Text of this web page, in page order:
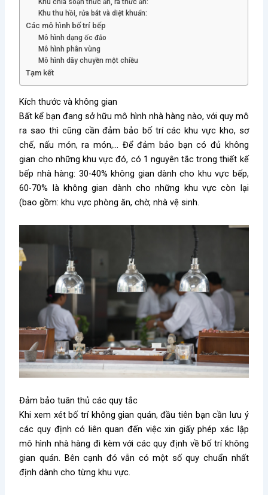
Khu chia soạn thức ăn, ra thức ăn:
Khu thu hồi, rửa bát và diệt khuẩn:
Các mô hình bố trí bếp
Mô hình dạng ốc đảo
Mô hình phân vùng
Mô hình dây chuyền một chiều
Tạm kết
Kích thước và không gian
Bất kể bạn đang sở hữu mô hình nhà hàng nào, với quy mô
ra sao thì cũng cần đảm bảo bố trí các khu vực kho, sơ
chế, nấu món, ra món,… Để đảm bảo bạn có đủ không
gian cho những khu vực đó, có 1 nguyên tắc trong thiết kế
bếp nhà hàng: 30-40% không gian dành cho khu vực bếp,
60-70% là không gian dành cho những khu vực còn lại
(bao gồm: khu vực phòng ăn, chờ, nhà vệ sinh.
Đảm bảo tuân thủ các quy tắc
Khi xem xét bố trí không gian quán, đầu tiên bạn cần lưu ý
các quy định có liên quan đến việc xin giấy phép xác lập
mô hình nhà hàng đi kèm với các quy định về bố trí không
gian quán. Bên cạnh đó vẫn có một số quy chuẩn nhất
định dành cho từng khu vực.